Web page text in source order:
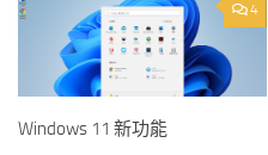
4
Windows 11 新功能